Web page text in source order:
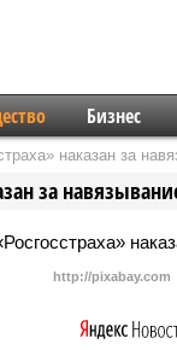
Бизнес
наказан за
за
http://pixabay.com